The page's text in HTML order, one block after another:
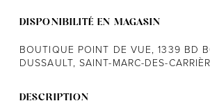
DISPONIBILITÉ EN MAGASIN
BOUTIQUE POINT DE VUE, 1339 BD
DUSSAULT, SAINT-MARC-DES-
DESCRIPTION